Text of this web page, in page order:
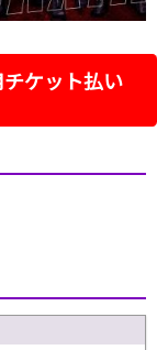
ケット払い